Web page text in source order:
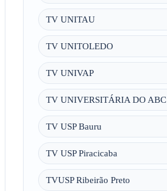
TV UNITAU
TV UNITOLEDO
TV UNIVAP
TV UNIVERSITÁRIA DO ABC
TV USP Bauru
TV USP Piracicaba
TVUSP Ribeirão Preto